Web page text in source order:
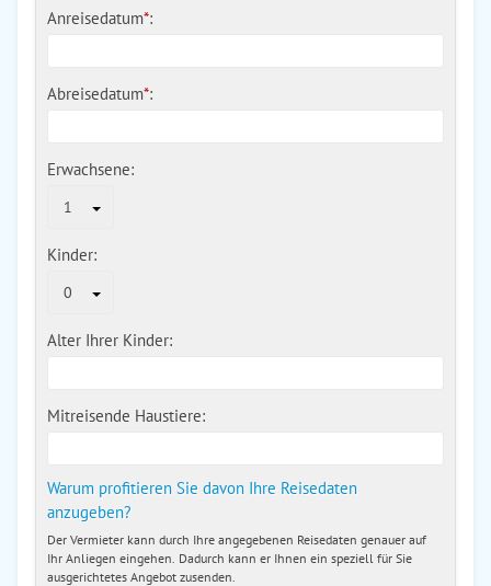
Anreisedatum*:
Abreisedatum*:
Erwachsene:
1
Kinder:
0
Alter Ihrer Kinder:
Mitreisende Haustiere:
Warum profitieren Sie davon Ihre Reisedaten
anzugeben?
Der Vermieter kann durch Ihre angegebenen Reisedaten genauer auf
Ihr Anliegen eingehen. Dadurch kann er Ihnen ein speziell für Sie
ausgerichtetes Angebot zusenden.